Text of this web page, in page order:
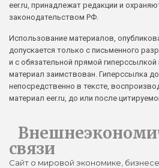
eer.ru, принадлежат редакции и
законодательством РФ.
Использование материалов,
допускается только с письменного
и с обязательной прямой гиперссылкой
материал заимствован. Гиперссылка
непосредственно в тексте,
материал eer.ru, до или после
связи
Сайт о мировой экономике,